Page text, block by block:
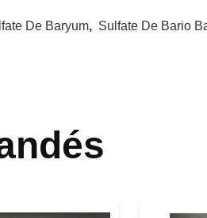
De Baryum, Sulfate De Bario